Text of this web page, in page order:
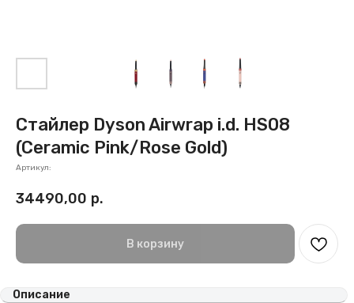
Стайлер Dyson Airwrap i.d. HS08
(Ceramic Pink/Rose Gold)
Артикул:
34490,00 р.
В корзину
Описание